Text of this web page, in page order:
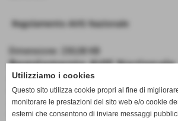
Regolamento AVIS Nazionale
Dimensione: 230,08 KB
Regolamento AVIS Nazionale
Approvato sabato 31 ottobre 2020 nella
Generale
Approvato dal Consiglio Nazionale e
Presidentiil 20 settembre 2020
Utilizziamo i cookies
Questo sito utilizza cookie propri al fine di
monitorare le prestazioni del sito web e/o cookie
esterni che consentono di inviare messaggi